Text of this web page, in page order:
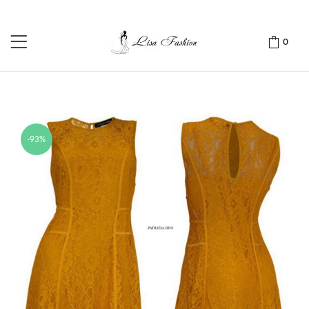
0
-93%